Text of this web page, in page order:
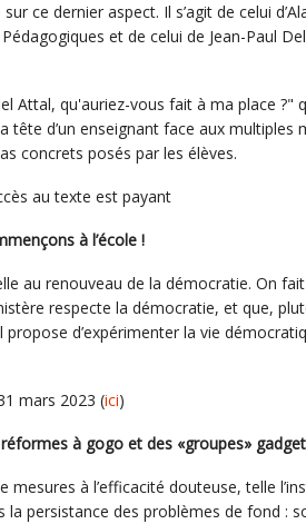
ce dernier aspect. Il s’agit de celui
et de celui de Jean-Paul
Attal, qu'auriez-vous fait à ma place ?"
d’un enseignant face aux multiples
concrets posés par les élèves.
au texte est payant
à l’école !
au renouveau de la démocratie. On
respecte la démocratie, et que,
propose d’expérimenter la vie
mars 2023 (ici)
à gogo et des «groupes»
mesures à l’efficacité douteuse, telle
la persistance des problèmes de fond :